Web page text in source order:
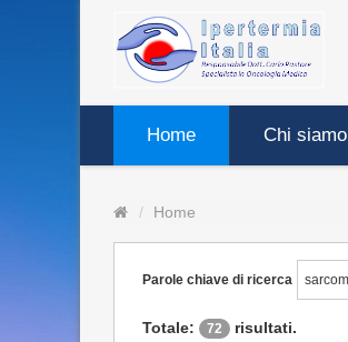
Home Chi siamo
Home
Parole chiave di ricerca
Totale: 72 risultati.